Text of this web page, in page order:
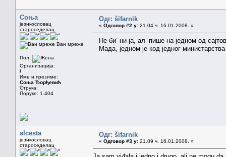
Соња
језикословац
староседелац
Ван мреже
Пол:
Организација:
/
Име и презиме:
Соња Ђорђевић
Струка:
Поруке: 1.404
Одг: šifarnik
« Одговор #2 у: 21.04 ч. 16.01.2008. »
Не би’ ни ја, ал’ пише на једном од
Мада, једном је код једног
alcesta
језикословац
староседелац
Одг: šifarnik
« Одговор #3 у: 21.09 ч. 16.01.2008. »